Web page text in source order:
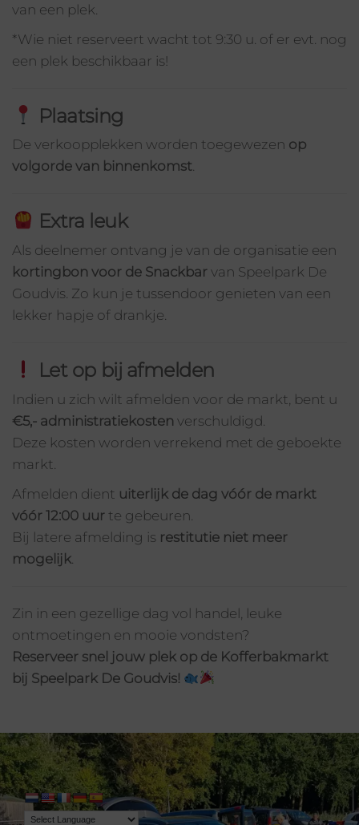
van een plek.
*Wie niet reserveert wacht tot 9:30 u. of er evt. nog
een plek beschikbaar is!
Plaatsing
De verkoopplekken worden toegewezen op
volgorde van binnenkomst.
Extra leuk
Als deelnemer ontvang je van de organisatie een
kortingbon voor de Snackbar van Speelpark De
Goudvis. Zo kun je tussendoor genieten van een
lekker hapje of drankje.
Let op bij afmelden
Indien u zich wilt afmelden voor de markt, bent u
€5,- administratiekosten verschuldigd.
Deze kosten worden verrekend met de geboekte
markt.
Afmelden dient uiterlijk de dag vóór de markt
vóór 12:00 uur te gebeuren.
Bij latere afmelding is restitutie niet meer
mogelijk
Zin in een gezellige dag vol handel, leuke
ontmoetingen en mooie vondsten?
Reserveer snel jouw plek op de Kofferbakmarkt
bij Speelpark De Goudvis!